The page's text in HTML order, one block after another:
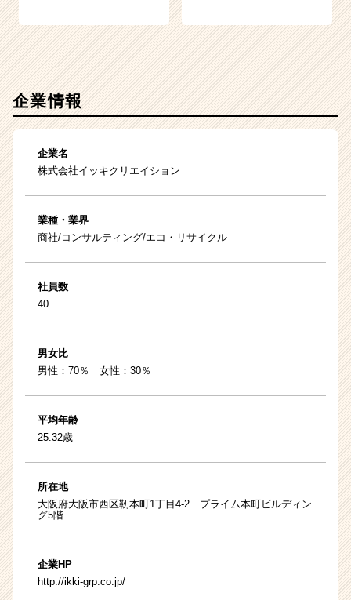
企業情報
企業名
株式会社イッキクリエイション
業種・業界
商社/コンサルティング/エコ・リサイクル
社員数
40
男女比
男性：70％ 女性：30％
平均年齢
25.32歳
所在地
大阪府大阪市西区靭本町1丁目4-2 プライム本町ビルディン
グ5階
企業HP
http://ikki-grp.co.jp/